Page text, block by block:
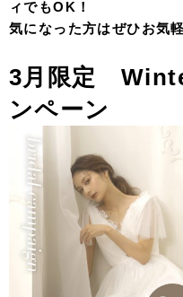
ィでもOK！
気になった方はぜひお気
3月限定
ンペーン